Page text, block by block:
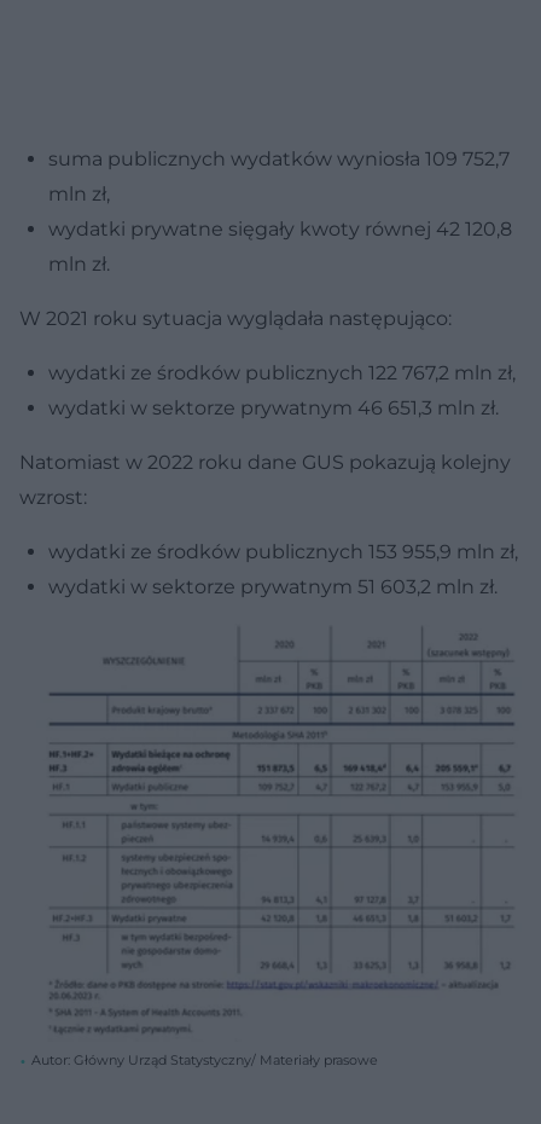
suma publicznych wydatków wyniosła 109 752,7
mln zł,
wydatki prywatne sięgały kwoty równej 42 120,8
mln zł.
W 2021 roku sytuacja wyglądała następująco:
wydatki ze środków publicznych 122 767,2 mln zł,
wydatki w sektorze prywatnym 46 651,3 mln zł.
Natomiast w 2022 roku dane GUS pokazują kolejny
wzrost:
wydatki ze środków publicznych 153 955,9 mln zł,
wydatki w sektorze prywatnym 51 603,2 mln zł.
Autor: Główny Urząd Statystyczny/ Materiały prasowe